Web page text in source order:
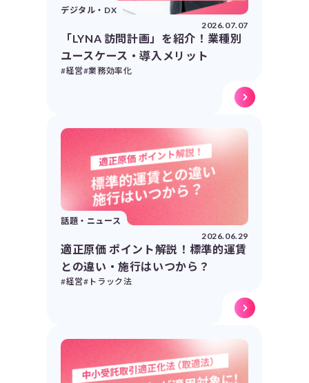
デジタル・DX
2026.07.07
「LYNA 訪問計画」を紹介！業種別
ユースケース・導入メリット
#経営#業務効率化
話題・ニュース
2026.06.29
適正原価 ポイント解説！標準的運賃
との違い・施行はいつから？
#経営#トラック法